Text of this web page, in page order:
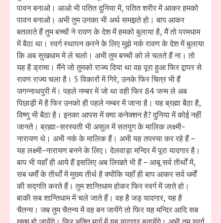
पावन बनाओ। आओ भी पतित दुनिया में, पतित शरीर में आकर हमको
पावन बनाओ। अभी तुम उनका भी अर्थ समझते हो। बाप आकर
बतलाते हैं तुम बच्चों ने रावण के देश में हमको बुलाया है, मैं तो परमधाम
में बैठा था। स्वर्ग स्थापन करने के लिए मुझे नर्क रावण के देश में बुलाया
कि अब सुखधाम में ले चलो। अभी तुम बच्चों को ले चलते हैं ना। तो
यह है ड्रामा। मैंने जो तुमको राज्य दिया था वह पूरा हुआ फिर द्वापर से
रावण राज्य चला है। 5 विकारों में गिरे, उनके फिर चित्र भी हैं
जगन्नाथपुरी में। पहले नम्बर में जो था वही फिर 84 जन्म ले अब
पिछाड़ी में है फिर उनको ही पहले नम्बर में जाना है। यह ब्रह्मा बैठा है,
विष्णु भी बैठा है। इनका आपस में क्या कनेक्शन है? दुनिया में कोई नहीं
जानते। ब्रह्मा-सरस्वती भी असुल में सतयुग के मालिक लक्ष्मी-
नारायण थे। अभी नर्क के मालिक हैं। अभी यह तपस्या कर रहे हैं –
यह लक्ष्मी-नारायण बनने के लिए। देलवाड़ा मन्दिर में पूरा यादगार है।
बाप भी यहाँ ही आये हैं इसलिए अब लिखते भी हैं – आबू सर्व तीर्थों में,
सब धर्मों के तीर्थों में मुख्य तीर्थ है क्योंकि यहाँ ही बाप आकर सर्व धर्मों
की सद्गति करते हैं। तुम शान्तिधाम होकर फिर स्वर्ग में जाते हो।
बाकी सब शान्तिधाम में चले जाते हैं। वह है जड़ यादगार, यह है
चैतन्य। जब तुम चैतन्य में वह बन जायेंगे तो फिर यह मन्दिर आदि सब